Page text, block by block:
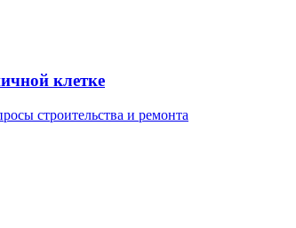
клетке
строительства и ремонта